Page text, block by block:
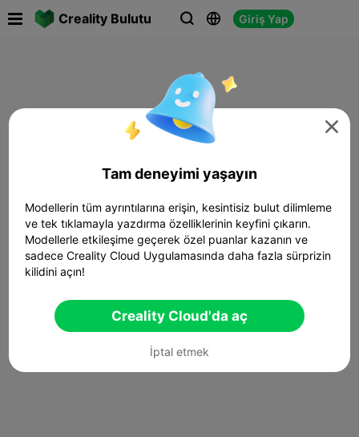
Creality Bulutu   Giriş Yap

Tam deneyimi yaşayın
Modellerin tüm ayrıntılarına erişin, kesintisiz bulut dilimleme
ve tek tıklamayla yazdırma özelliklerinin keyfini çıkarın.
Modellerle etkileşime geçerek özel puanlar kazanın ve
sadece Creality Cloud Uygulamasında daha fazla sürprizin
kilidini açın!
Creality Cloud'da aç
İptal etmek